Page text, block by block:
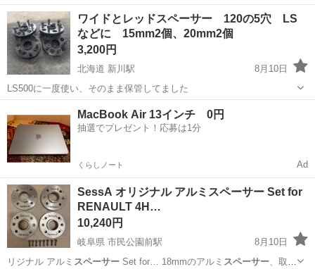
シルバー ワイド化したい方にオススメ 完全中古品になります。
北海道 小樽市 朝里駅 パーツ ワイドトレッドスペーサー
ワイドとレッドスペーサー 120の5穴 LS
などに 15mm2個、20mm2個
3,200円
北海道 新川駅
8月10日
LS500に一度使い、そのまま保管してました
MacBook Air 13インチ 0円
抽選でプレゼント！応募は1分
くらしノート Ad
SessA オリジナル アルミスペーサー Set for
RENAULT 4H…
10,240円
岐阜県 市民公園前駅
8月10日
リジナル アルミ スペーサーSet for… 18mmのアルミ スペーサー、取り